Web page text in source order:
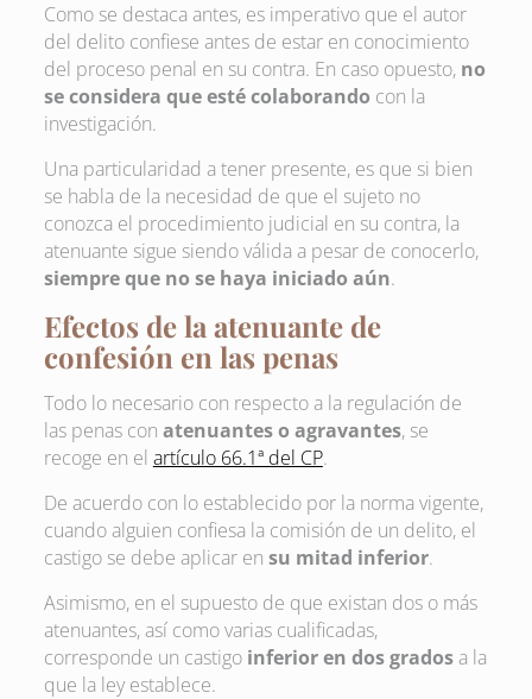
Como se destaca antes, es imperativo que el autor
del delito confiese antes de estar en conocimiento
del proceso penal en su contra. En caso opuesto, no
se considera que esté colaborando con la
investigación.
Una particularidad a tener presente, es que si bien
se habla de la necesidad de que el sujeto no
conozca el procedimiento judicial en su contra, la
atenuante sigue siendo válida a pesar de conocerlo,
siempre que no se haya iniciado aún.
Efectos de la atenuante de
confesión en las penas
Todo lo necesario con respecto a la regulación de
las penas con atenuantes o agravantes, se
recoge en el artículo 66.1ª del CP.
De acuerdo con lo establecido por la norma vigente,
cuando alguien confiesa la comisión de un delito, el
castigo se debe aplicar en su mitad inferior.
Asimismo, en el supuesto de que existan dos o más
atenuantes, así como varias cualificadas,
corresponde un castigo inferior en dos gradosa la
que la ley establece.